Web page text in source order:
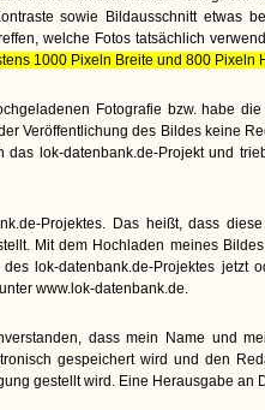
sowie Bildausschnitt etwas
welche Fotos tatsächlich
1000 Pixeln Breite und 800 Pixeln
Fotografie bzw. habe
Veröffentlichung des Bildes keine
lok-datenbank.de-Projekt und
Projektes. Das heißt, dass
Mit dem Hochladen meines
lok-datenbank.de-Projektes jetzt
www.lok-datenbank.de.
dass mein Name und
gespeichert wird und den
gestellt wird. Eine Herausgabe an